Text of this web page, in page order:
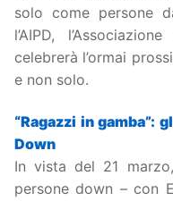
solo come persone
l’AIPD,
celebrerà l’ormai
e non solo.
“Ragazzi in gamba”:
Down
In vista del 21
persone down – con